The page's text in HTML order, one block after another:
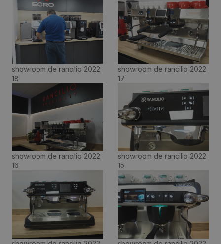
showroom de rancilio 2022
18
showroom de rancilio 2022
17
showroom de rancilio 2022
16
showroom de rancilio 2022
15